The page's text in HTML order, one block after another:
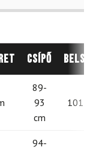
Csípő
89-
93
cm
101
94-